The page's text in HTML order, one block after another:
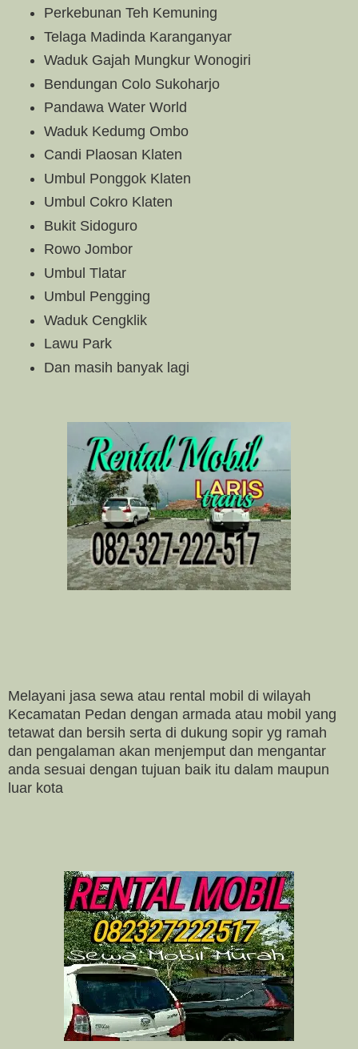
Perkebunan Teh Kemuning
Telaga Madinda Karanganyar
Waduk Gajah Mungkur Wonogiri
Bendungan Colo Sukoharjo
Pandawa Water World
Waduk Kedumg Ombo
Candi Plaosan Klaten
Umbul Ponggok Klaten
Umbul Cokro Klaten
Bukit Sidoguro
Rowo Jombor
Umbul Tlatar
Umbul Pengging
Waduk Cengklik
Lawu Park
Dan masih banyak lagi
Melayani jasa sewa atau rental mobil di wilayah
Kecamatan Pedan dengan armada atau mobil yang
tetawat dan bersih serta di dukung sopir yg ramah
dan pengalaman akan menjemput dan mengantar
anda sesuai dengan tujuan baik itu dalam maupun
luar kota